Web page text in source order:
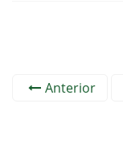
Anterior